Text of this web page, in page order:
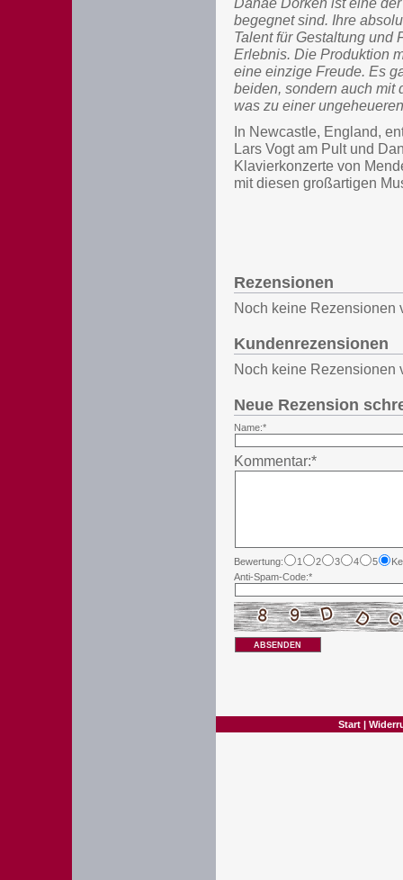
begegnet sind. Ihre
Talent für Gestaltung und
Erlebnis. Die Produktion
eine einzige Freude. Es
beiden, sondern auch mit
was zu einer
In Newcastle, England,
Lars Vogt am Pult und
Klavierkonzerte von
mit diesen großartigen
Rezensionen
Noch keine Rezensionen
Kundenrezensionen
Noch keine Rezensionen
Neue Rezension
Name:*
Kommentar:*
Bewertung: 1 2 3 4 5
Anti-Spam-Code:*
ABSENDEN
Start |